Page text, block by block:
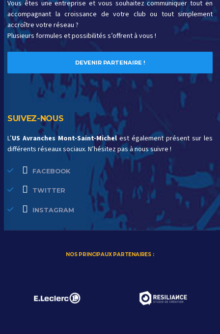
Vous êtes une entreprise et vous souhaitez communiquer tout en
accompagnant la croissance de votre club ou tout simplement
accroître votre réseau ?
Plusieurs formules et possibilités s’offrent à vous !
DEVENIR PARTENAIRE !
SUIVEZ-NOUS
L’US Avranches Mont-Saint-Michel est également présent sur les
différents réseaux sociaux. N’hésitez pas à nous suivre !
FACEBOOK
TWITTER
INSTAGRAM
NOS PRINCIPAUX PARTENAIRES :